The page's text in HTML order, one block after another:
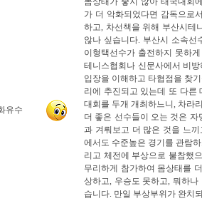
유수
가 더 악화되었다면 감독으로
하고, 차선책을 위해 부산시테
않나 싶습니다. 부산시 소속선
이형택선수가 출전하지 못하
테니스협회나 신문사에서 비
입장을 이해하고 타협점을 찾
리에 추진되고 있는데 또 다른
대회를 두개 개최하느니, 차라
더 좋은 선수들이 오는 것은
과 겨뤄보고 더 많은 것을 느
에서도 수준높은 경기를 관람
리고 체전에 부상으로 불참했
무리하게 참가하여 몸상태를
상하고, 우승도 못하고, 뭐하
습니다. 만일 부상부위가 완치